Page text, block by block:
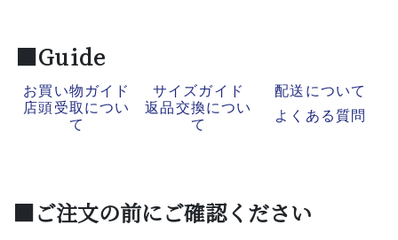
■Guide
お買い物ガイド サイズガイド
配送について
店頭受取につい
て
返品交換につい
て
よくある質問
■ご注文の前にご確認ください